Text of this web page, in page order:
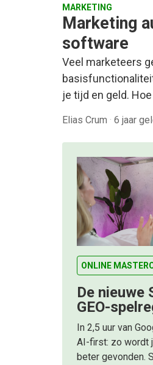
MARKETING
Marketing
software
Veel marketeers
je tijd en geld.
Elias Crum · 6 jaar
ONLINE
De nieuwe
GEO-
In 2,5 uur van
AI-first: zo wordt
beter gevonden.